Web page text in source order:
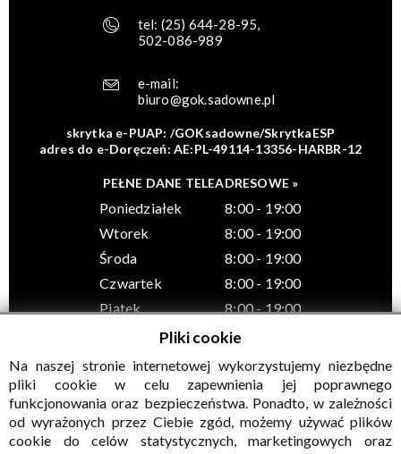
tel: (25) 644-28-95,
502-086-989
e-mail:
biuro@gok.sadowne.pl
skrytka e-PUAP: /GOKsadowne/SkrytkaESP
adres do e-Doręczeń: AE:PL-49114-13356-HARBR-12
PEŁNE DANE TELEADRESOWE »
Poniedziałek
8:00 - 19:00
Wtorek
8:00 - 19:00
Środa
8:00 - 19:00
Czwartek
8:00 - 19:00
Piątek
8:00 - 19:00
© Wszelkie prawa zastrzeżone, Gminny Ośrodek Kultury w
Sadownem
Pliki cookie
Na naszej stronie internetowej wykorzystujemy niezbędne
pliki cookie w celu zapewnienia jej poprawnego
funkcjonowania oraz bezpieczeństwa. Ponadto, w zależności
od wyrażonych przez Ciebie zgód, możemy używać plików
cookie do celów statystycznych, marketingowych oraz